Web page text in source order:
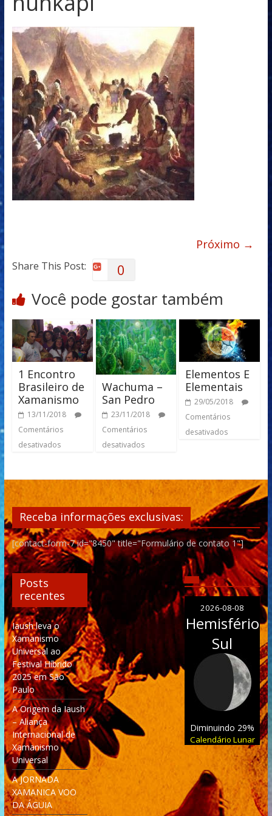
Próximo →
Share This Post: 0
Você pode gostar também
1 Encontro
Brasileiro de
Xamanismo
13/11/2018
Comentários
desativados
Wachuma –
San Pedro
23/11/2018
Comentários
desativados
Elementos E
Elementais
29/05/2018
Comentários
desativados
Receba informações exclusivas:
[contact-form-7 id="8450" title="Formulário de contato 1"]
Posts
recentes
Iaush leva o
Xamanismo
Universal ao
Festival Híbrido
2025 em São
Paulo
A Origem da Iaush
– Aliança
Internacional de
Xamanismo
Universal
A JORNADA
XAMANICA VOO
DA ÁGUIA
2026-08-08
Hemisfério
Sul
Diminuindo 29%
Calendário Lunar